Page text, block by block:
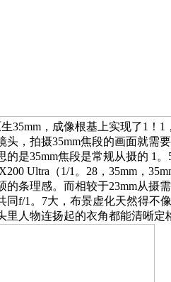
35mm，成像根基上实现了1！
头，拍摄35mm焦段的画面就需
的是35mm焦段是常规从摄的 1
Ultra（1/1。28，35mm，
条理感。而相较于23mm从摄
同f/1。7大，布景虚化天然得不
里人物连扬起的衣角都能清晰定